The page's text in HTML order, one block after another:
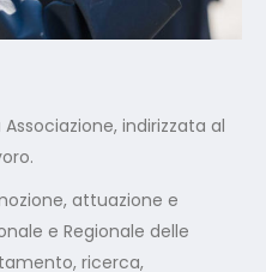
Associazione, indirizzata al
attuazione e
e Regionale delle
ricerca,